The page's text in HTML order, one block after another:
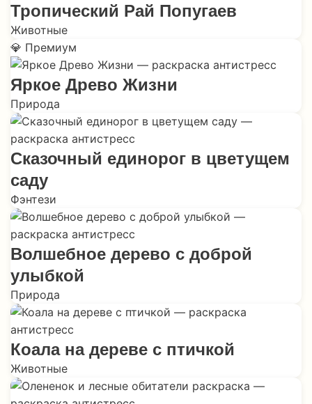
Тропический Рай Попугаев
Животные
💎 Премиум
Яркое Древо Жизни
Природа
Сказочный единорог в цветущем
саду
Фэнтези
Волшебное дерево с доброй
улыбкой
Природа
Коала на дереве с птичкой
Животные